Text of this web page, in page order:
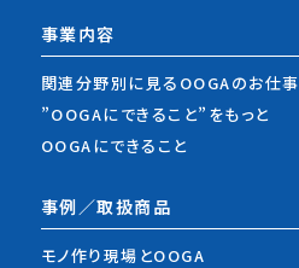
事業内容
関連分野別に見るOOGAのお仕事
”OOGAにできること”をもっと
OOGAにできること
事例／取扱商品
モノ作り現場とOOGA